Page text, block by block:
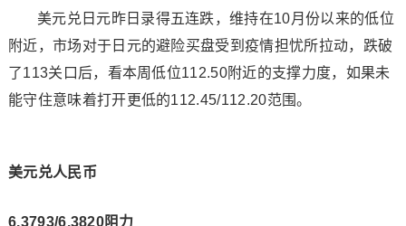
美元兑日元昨日录得五连跌，维持在10月份以来的低位
附近，市场对于日元的避险买盘受到疫情担忧所拉动，跌破
了113关口后，看本周低位112.50附近的支撑力度，如果未
能守住意味着打开更低的112.45/112.20范围。
美元兑人民币
6.3793/6.3820阻力